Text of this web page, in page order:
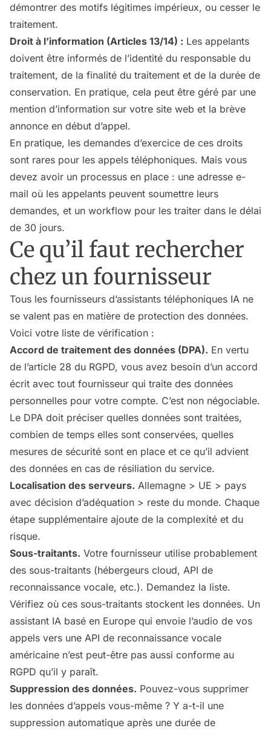
démontrer des motifs légitimes impérieux, ou cesser le
traitement.
Droit à l’information (Articles 13/14) : Les appelants
doivent être informés de l’identité du responsable du
traitement, de la finalité du traitement et de la durée de
conservation. En pratique, cela peut être géré par une
mention d’information sur votre site web et la brève
annonce en début d’appel.
En pratique, les demandes d’exercice de ces droits
sont rares pour les appels téléphoniques. Mais vous
devez avoir un processus en place : une adresse e-
mail où les appelants peuvent soumettre leurs
demandes, et un workflow pour les traiter dans le délai
de 30 jours.
Ce qu’il faut rechercher
chez un fournisseur
Tous les fournisseurs d’assistants téléphoniques IA ne
se valent pas en matière de protection des données.
Voici votre liste de vérification :
Accord de traitement des données (DPA). En vertu
de l’article 28 du RGPD, vous avez besoin d’un accord
écrit avec tout fournisseur qui traite des données
personnelles pour votre compte. C’est non négociable.
Le DPA doit préciser quelles données sont traitées,
combien de temps elles sont conservées, quelles
mesures de sécurité sont en place et ce qu’il advient
des données en cas de résiliation du service.
Localisation des serveurs. Allemagne > UE > pays
avec décision d’adéquation > reste du monde. Chaque
étape supplémentaire ajoute de la complexité et du
risque.
Sous-traitants. Votre fournisseur utilise probablement
des sous-traitants (hébergeurs cloud, API de
reconnaissance vocale, etc.). Demandez la liste.
Vérifiez où ces sous-traitants stockent les données. Un
assistant IA basé en Europe qui envoie l’audio de vos
appels vers une API de reconnaissance vocale
américaine n’est peut-être pas aussi conforme au
RGPD qu’il y paraît.
Suppression des données. Pouvez-vous supprimer
les données d’appels vous-même ? Y a-t-il une
suppression automatique après une durée de